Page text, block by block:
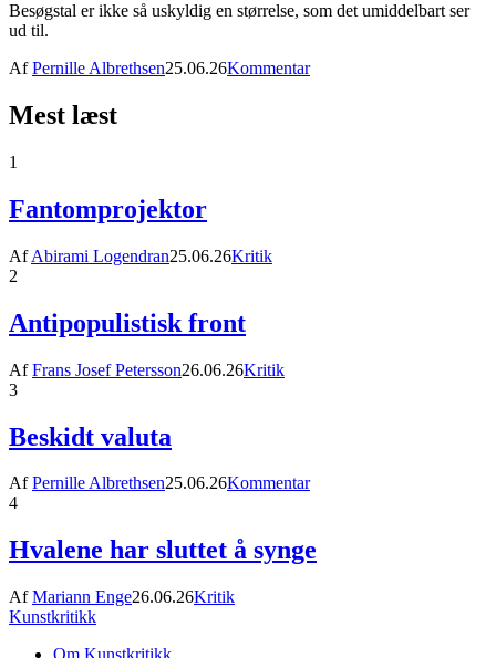
Besøgstal er ikke så uskyldig en størrelse, som det umiddelbart ser
ud til.
AfPernille Albrethsen25.06.26Kommentar
Mest læst
1
Fantomprojektor
AfAbirami Logendran25.06.26Kritik
2
Antipopulistisk front
AfFrans Josef Petersson26.06.26Kritik
3
Beskidt valuta
AfPernille Albrethsen25.06.26Kommentar
4
Hvalene har sluttet å synge
AfMariann Enge26.06.26Kritik
Kunstkritikk